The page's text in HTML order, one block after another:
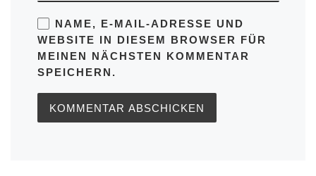
NAME, E-MAIL-ADRESSE UND
WEBSITE IN DIESEM BROWSER FÜR
MEINEN NÄCHSTEN KOMMENTAR
SPEICHERN.